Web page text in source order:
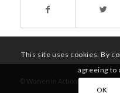
© Women in Action Worldwide
This site uses cookies. By
agreeing to
OK